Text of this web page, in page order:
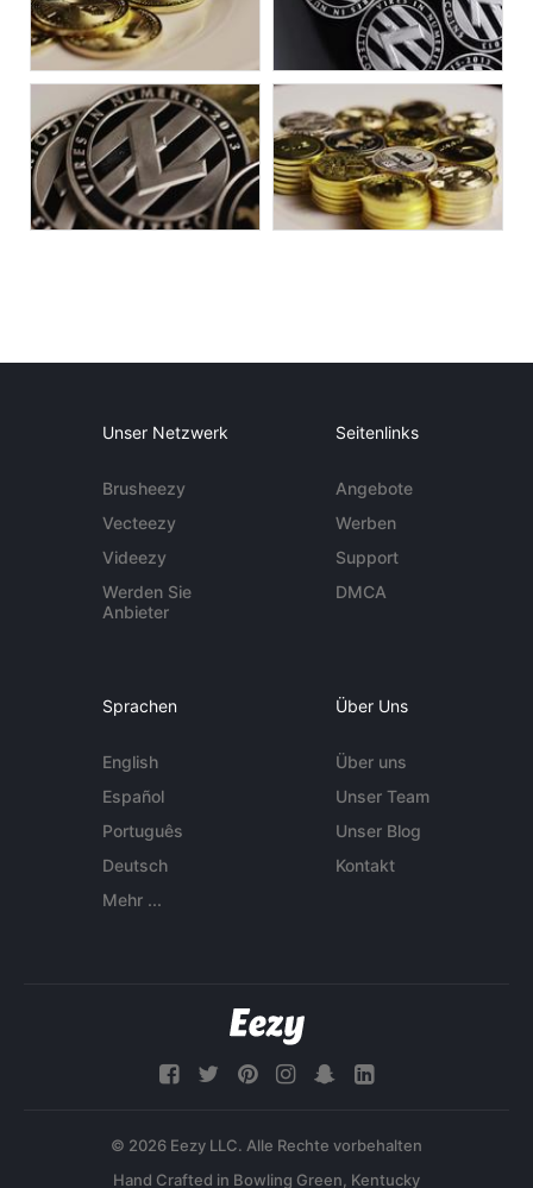
Unser Netzwerk
Brusheezy
Vecteezy
Videezy
Werden Sie
Anbieter
Seitenlinks
Angebote
Werben
Support
DMCA
Sprachen
English
Español
Português
Deutsch
Mehr ...
Über Uns
Über uns
Unser Team
Unser Blog
Kontakt
© 2026 Eezy LLC. Alle Rechte vorbehalten